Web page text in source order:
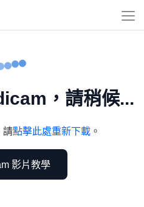
，請稍候...
請點擊此處重新下載 。
影片教學